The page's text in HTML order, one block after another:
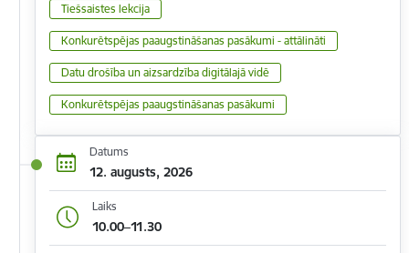
Tiešsaistes lekcija
Konkurētspējas paaugstināšanas pasākumi - attālināti
Datu drošība un aizsardzība digitālajā vidē
Konkurētspējas paaugstināšanas pasākumi
Datums
12. augusts, 2026
Laiks
10.00–11.30